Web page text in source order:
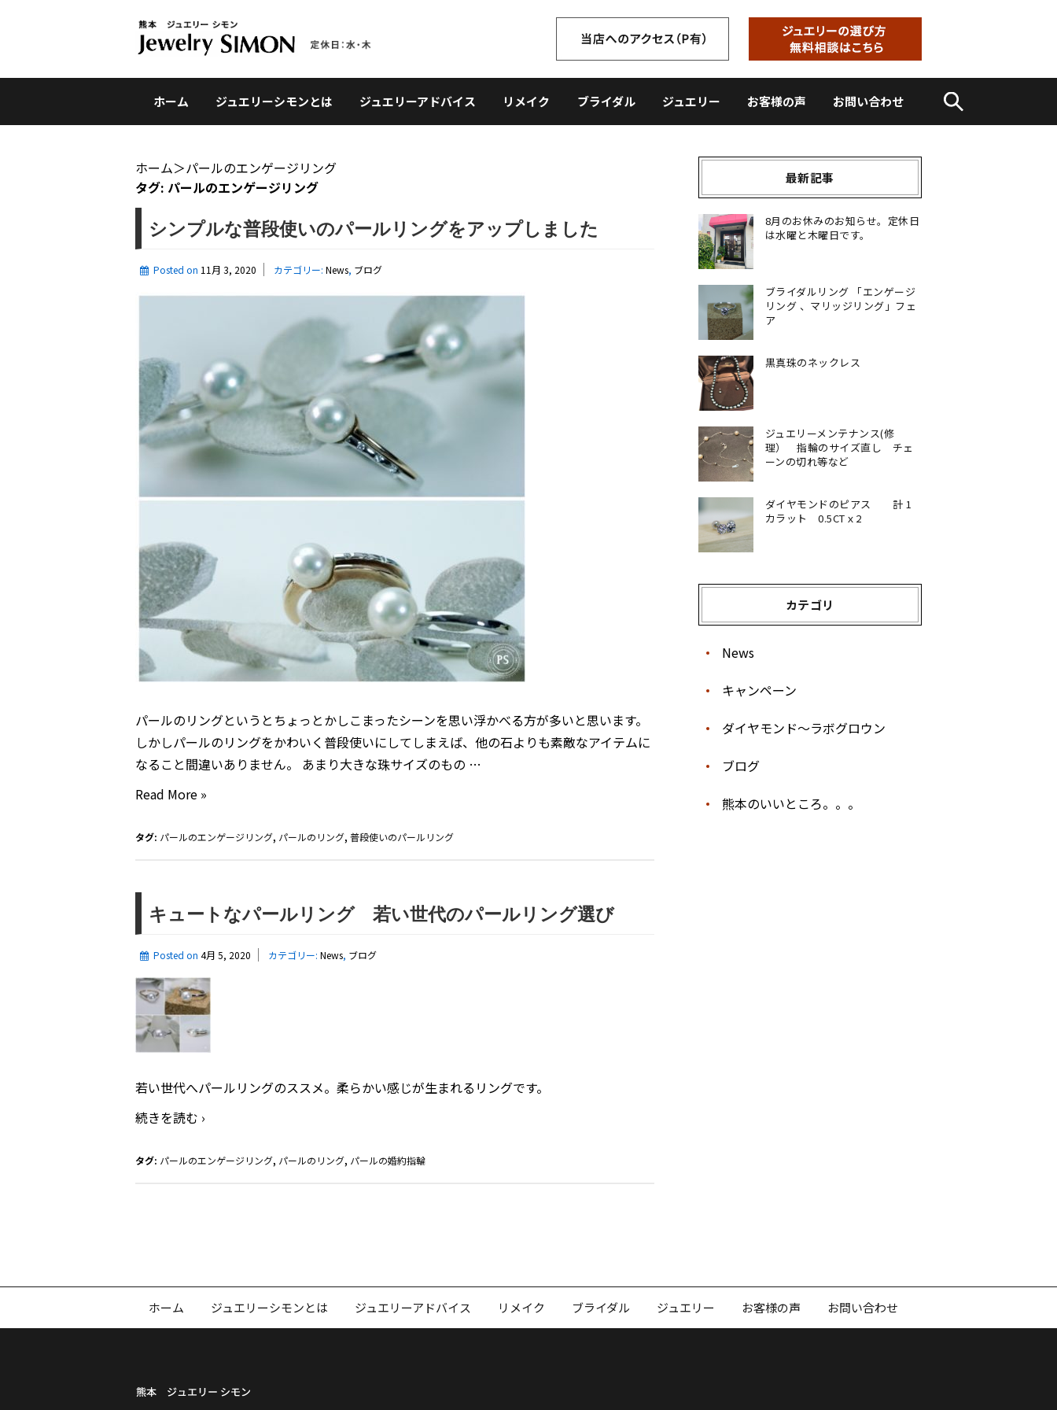
ホーム ジュエリーシモンとは ジュエリーアドバイス リメイク ブライダル ジュエリー お客様の声 お問い合わせ
ホーム＞パールのエンゲージリング
タグ: パールのエンゲージリング
シンプルな普段使いのパールリングをアップしました
Posted on 11月 3, 2020 カテゴリー: News, ブログ
パールのリングというとちょっとかしこまったシーンを思い浮かべる方が多いと思います。
しかしパールのリングをかわいく普段使いにしてしまえば、他の石よりも素敵なアイテムに
なること間違いありません。 あまり大きな珠サイズのもの …
シ
プ
使
の
パ
ー
ル
リ
グ
ア
Read More »
タグ: パールのエンゲージリング, パールのリング, 普段使いのパールリング
キュートなパールリング 若い世代のパールリング選び
Posted on 4月 5, 2020 カテゴリー: News, ブログ
若い世代へパールリングのススメ。柔らかい感じが生まれるリングです。
続きを読む ›
タグ: パールのエンゲージリング, パールのリング, パールの婚約指輪
最新記事
8月のお休みのお知らせ。定休日
は水曜と木曜日です。
ブライダルリング 「エンゲージ
リング 、マリッジリング」フェ
ア
黒真珠のネックレス
ジュエリーメンテナンス(修
理） 指輪のサイズ直し チェ
ーンの切れ等など
ダイヤモンドのピアス 計 1
カラット 0.5CTｘ2
カテゴリ
News
キャンペーン
ダイヤモンド〜ラボグロウン
ブログ
熊本のいいところ。。。
ホーム ジュエリーシモンとは ジュエリーアドバイス リメイク ブライダル ジュエリー お客様の声 お問い合わせ